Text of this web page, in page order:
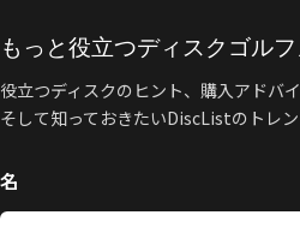
もっと役立つディスクゴル
役立つディスクのヒント、購入アドバ
そして知っておきたいDiscListのトレン
名